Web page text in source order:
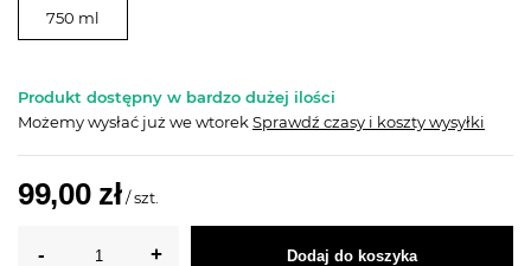
750 ml
Produkt dostępny w bardzo dużej ilości
Możemy wysłać już we wtorekSprawdź czasy i koszty wysyłki
99,00 zł /szt.
Dodaj do koszyka